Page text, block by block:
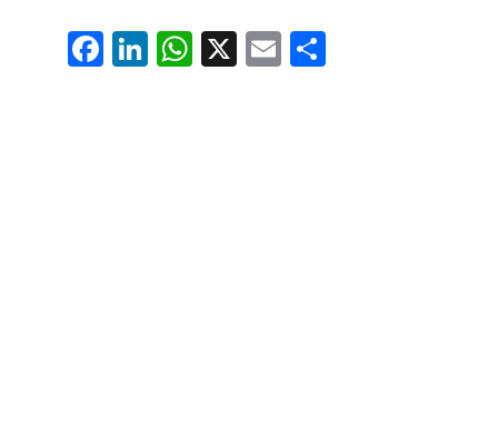
Fa
ce
Li
nk
W
ha
X E
m
Pa